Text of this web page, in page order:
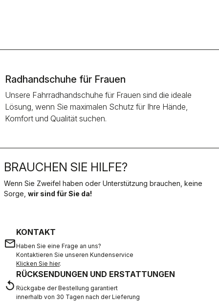
Radhandschuhe für Frauen
Unsere Fahrradhandschuhe für Frauen sind die ideale
Lösung, wenn Sie maximalen Schutz für Ihre Hände,
Komfort und Qualität suchen.
BRAUCHEN SIE HILFE?
Wenn Sie Zweifel haben oder Unterstützung brauchen, keine
Sorge, wir sind für Sie da!
email
KONTAKT
Haben Sie eine Frage an uns?
Kontaktieren Sie unseren Kundenservice
Klicken Sie hier.
replay
RÜCKSENDUNGEN UND ERSTATTUNGEN
Rückgabe der Bestellung garantiert
innerhalb von 30 Tagen nach der Lieferung